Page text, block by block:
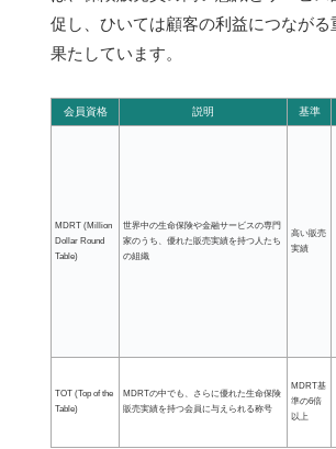
促し、ひいては顧客の利益につながる
果たしています。
会員資格 説明 基準
MDRT (Million
Dollar Round
Table)
世界中の生命保険や金融サービスの専門
家のうち、優れた販売実績を持つ人たち
の組織
高い販売
実績
TOT (Top of the
Table)
MDRTの中でも、さらに優れた生命保険
販売実績を持つ会員に与えられる称号
MDRT基
準の6倍
以上